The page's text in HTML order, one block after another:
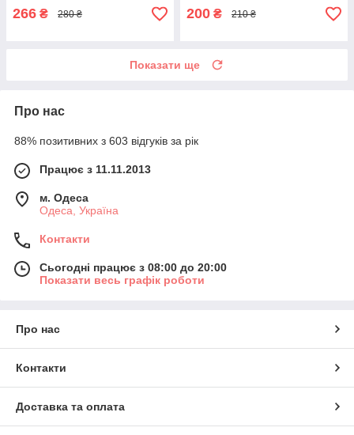
266 ₴ 280 ₴ 200 ₴ 210 ₴
Показати ще
Про нас
88% позитивних з 603 відгуків за рік
Працює з 11.11.2013
м. Одеса
Одеса, Україна
Контакти
Сьогодні працює з 08:00 до 20:00
Показати весь графік роботи
Про нас
Контакти
Доставка та оплата